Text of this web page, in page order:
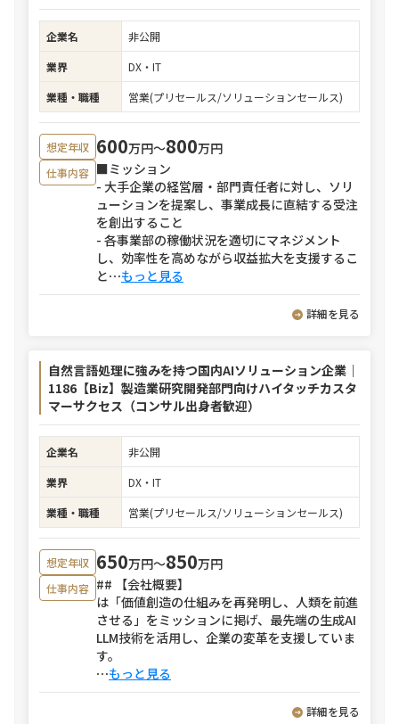
企業名
非公開
業界
DX・IT
業種・職種
営業(プリセールス/ソリューションセールス)
想定年収 600万円〜800万円
仕事内容 ■ミッション
- 大手企業の経営層・部門責任者に対し、ソリ
ューションを提案し、事業成長に直結する受注
を創出すること
- 各事業部の稼働状況を適切にマネジメント
し、効率性を高めながら収益拡大を支援するこ
と⋯もっと見る
詳細を見る
自然言語処理に強みを持つ国内AIソリューション企業｜
1186【Biz】製造業研究開発部門向けハイタッチカスタ
マーサクセス（コンサル出身者歓迎）
企業名
非公開
業界
DX・IT
業種・職種
営業(プリセールス/ソリューションセールス)
想定年収 650万円〜850万円
仕事内容 ## 【会社概要】
は「価値創造の仕組みを再発明し、人類を前進
させる」をミッションに掲げ、最先端の生成AI
LLM技術を活用し、企業の変革を支援していま
す。
⋯もっと見る
詳細を見る